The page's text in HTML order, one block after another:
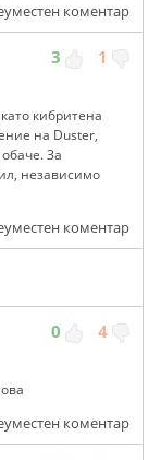
коментар
3 1
кибритена
на Duster,
За
независимо
коментар
0 4
коментар